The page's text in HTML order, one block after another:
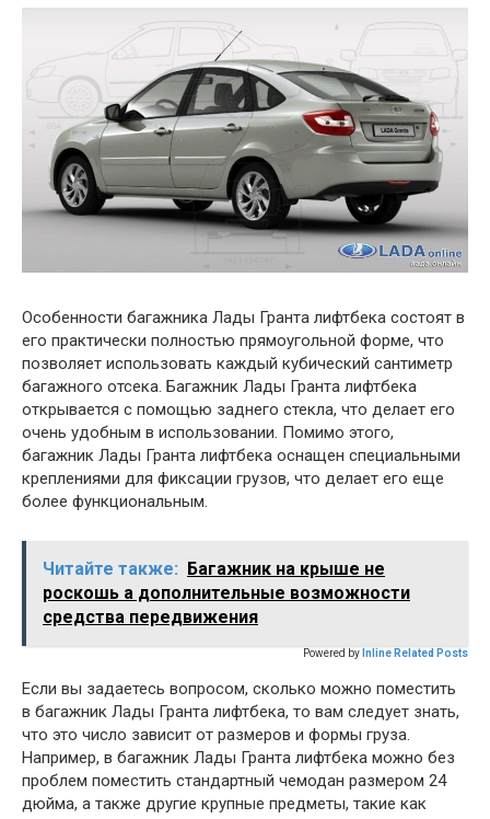
Особенности багажника Лады Гранта лифтбека состоят в
его практически полностью прямоугольной форме, что
позволяет использовать каждый кубический сантиметр
багажного отсека. Багажник Лады Гранта лифтбека
открывается с помощью заднего стекла, что делает его
очень удобным в использовании. Помимо этого,
багажник Лады Гранта лифтбека оснащен специальными
креплениями для фиксации грузов, что делает его еще
более функциональным.
Читайте также: Багажник на крыше не
роскошь а дополнительные возможности
средства передвижения
Powered by Inline Related Posts
Если вы задаетесь вопросом, сколько можно поместить
в багажник Лады Гранта лифтбека, то вам следует знать,
что это число зависит от размеров и формы груза.
Например, в багажник Лады Гранта лифтбека можно без
проблем поместить стандартный чемодан размером 24
дюйма, а также другие крупные предметы, такие как